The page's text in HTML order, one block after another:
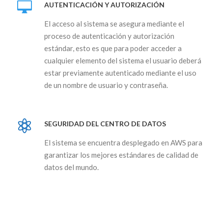
AUTENTICACIÓN Y AUTORIZACIÓN
El acceso al sistema se asegura mediante el
proceso de autenticación y autorización
estándar, esto es que para poder acceder a
cualquier elemento del sistema el usuario deberá
estar previamente autenticado mediante el uso
de un nombre de usuario y contraseña.
SEGURIDAD DEL CENTRO DE DATOS
El sistema se encuentra desplegado en AWS para
garantizar los mejores estándares de calidad de
datos del mundo.